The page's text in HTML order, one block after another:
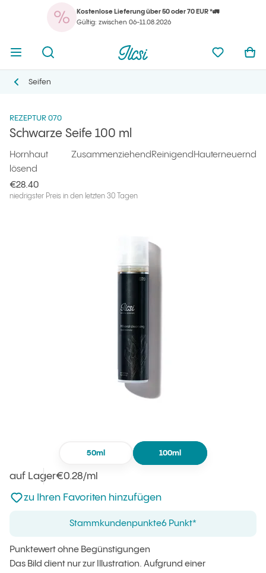
Kostenlose Lieferung über 50 oder 70 EUR *🚛
Gültig: zwischen 06-11.08.2026
Ilcsi Startseite
Menü öffnenSuchmaschine öffnen
Ilcsi Startseite
Menü öffnenSuchmaschine öffnen meine
Ihr
Produkte
Gesichtsreiniger
Seifen
Schwarze Seife 100 ml
REZEPTUR 070
Schwarze Seife 100 ml
Hornhaut
lösend
Zusammenziehend Reinigend Hauterneuernd
€28.40
niedrigster Preis in den letzten 30 Tagen
50ml 100ml
auf LagerEinheitspreis
€0.28/ml
zu den Favoriten nicht hinzugefügt
zu Ihren Favoriten hinzufügen
Stammkundenpunkte6 Punkt*
Punktewert ohne Begünstigungen
Das Bild dient nur zur Illustration. Aufgrund einer